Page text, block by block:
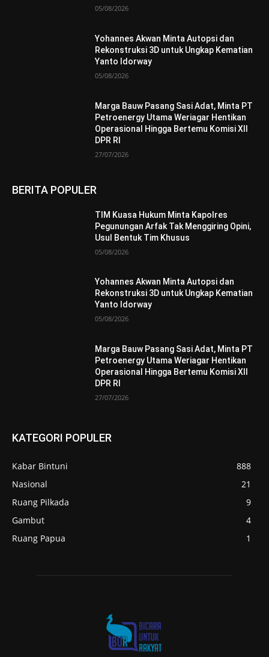
05/08/2026
Yohannes Akwan Minta Autopsi dan
Rekonstruksi 3D untuk Ungkap Kematian
Yanto Idorway
05/08/2026
Marga Bauw Pasang Sasi Adat, Minta PT
Petroenergy Utama Weriagar Hentikan
Operasional Hingga Bertemu Komisi XII
DPR RI
27/07/2026
BERITA POPULER
TIM Kuasa Hukum Minta Kapolres
Pegunungan Arfak Tak Menggiring Opini,
Usul Bentuk Tim Khusus
05/08/2026
Yohannes Akwan Minta Autopsi dan
Rekonstruksi 3D untuk Ungkap Kematian
Yanto Idorway
05/08/2026
Marga Bauw Pasang Sasi Adat, Minta PT
Petroenergy Utama Weriagar Hentikan
Operasional Hingga Bertemu Komisi XII
DPR RI
27/07/2026
KATEGORI POPULER
Kabar Bintuni
888
Nasional
21
Ruang Pilkada
9
Gambut
4
Ruang Papua
1